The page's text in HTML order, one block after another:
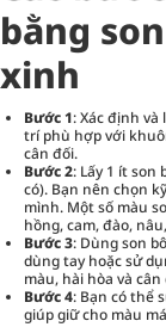
bằng
xinh
Bước 1: Xác định
trí phù hợp với
cân đối.
Bước 2: Lấy 1 ít son
có). Bạn nên chọn
mình. Một số màu
hồng, cam, đào,
Bước 3: Dùng son
dùng tay hoặc sử
màu, hài hòa và
Bước 4: Bạn có thể
giúp giữ cho màu